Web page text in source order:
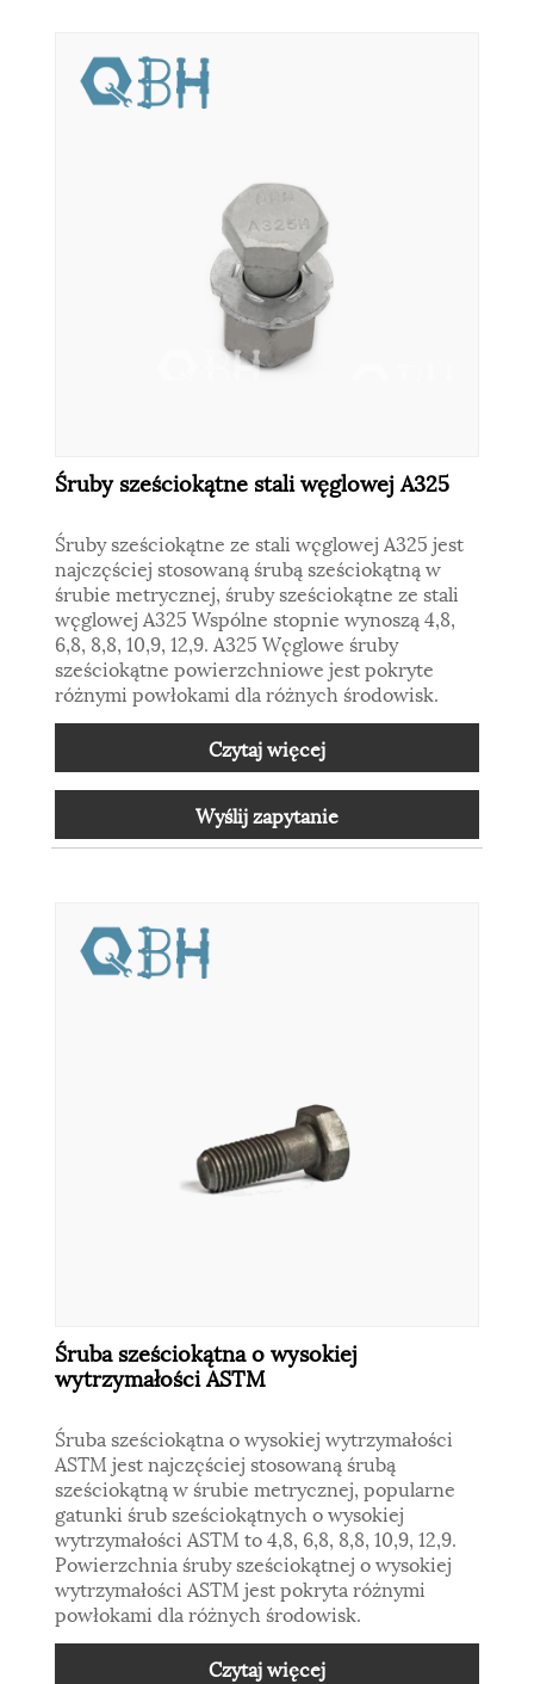
Śruby sześciokątne stali węglowej A325
Śruby sześciokątne ze stali węglowej A325 jest
najczęściej stosowaną śrubą sześciokątną w
śrubie metrycznej, śruby sześciokątne ze stali
węglowej A325 Wspólne stopnie wynoszą 4,8,
6,8, 8,8, 10,9, 12,9. A325 Węglowe śruby
sześciokątne powierzchniowe jest pokryte
różnymi powłokami dla różnych środowisk.
Czytaj więcej
Wyślij zapytanie
Śruba sześciokątna o wysokiej
wytrzymałości ASTM
Śruba sześciokątna o wysokiej wytrzymałości
ASTM jest najczęściej stosowaną śrubą
sześciokątną w śrubie metrycznej, popularne
gatunki śrub sześciokątnych o wysokiej
wytrzymałości ASTM to 4,8, 6,8, 8,8, 10,9, 12,9.
Powierzchnia śruby sześciokątnej o wysokiej
wytrzymałości ASTM jest pokryta różnymi
powłokami dla różnych środowisk.
Czytaj więcej